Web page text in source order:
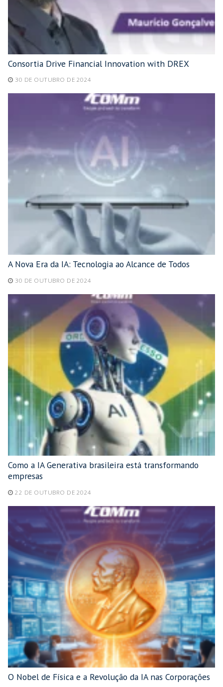
Consortia Drive Financial Innovation with DREX
30 DE OUTUBRO DE 2024
A Nova Era da IA: Tecnologia ao Alcance de Todos
30 DE OUTUBRO DE 2024
Como a IA Generativa brasileira está transformando
empresas
22 DE OUTUBRO DE 2024
O Nobel de Física e a Revolução da IA nas Corporações